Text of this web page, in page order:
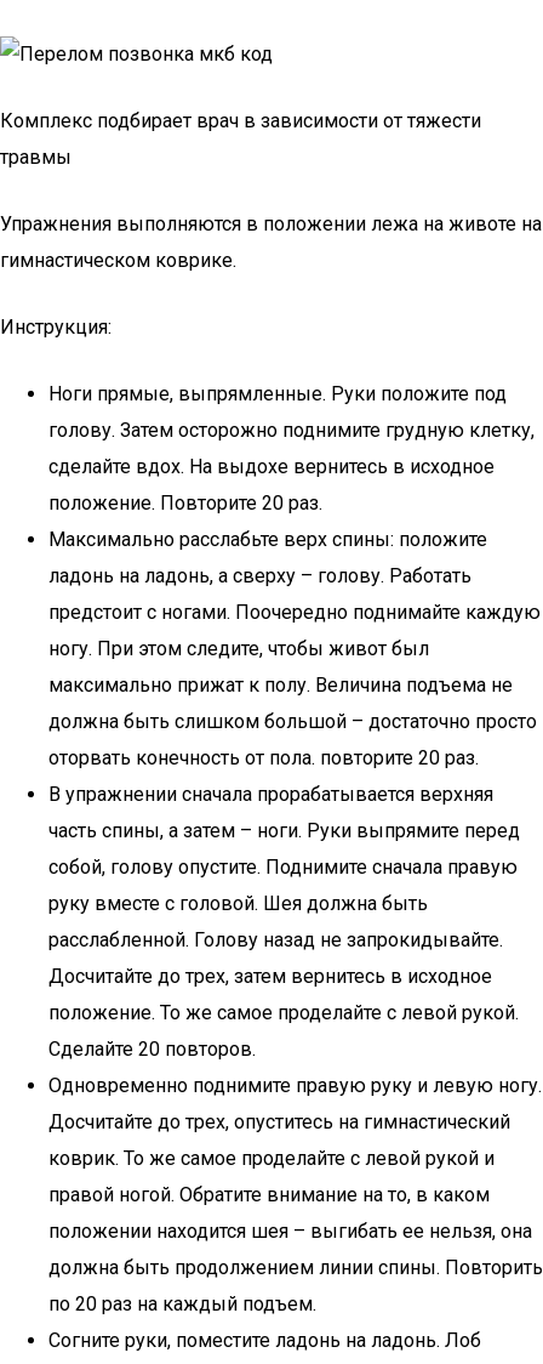
Комплекс подбирает врач в зависимости от тяжести
травмы
Упражнения выполняются в положении лежа на животе на
гимнастическом коврике.
Инструкция:
Ноги прямые, выпрямленные. Руки положите под
голову. Затем осторожно поднимите грудную клетку,
сделайте вдох. На выдохе вернитесь в исходное
положение. Повторите 20 раз.
Максимально расслабьте верх спины: положите
ладонь на ладонь, а сверху – голову. Работать
предстоит с ногами. Поочередно поднимайте каждую
ногу. При этом следите, чтобы живот был
максимально прижат к полу. Величина подъема не
должна быть слишком большой – достаточно просто
оторвать конечность от пола. повторите 20 раз.
В упражнении сначала прорабатывается верхняя
часть спины, а затем – ноги. Руки выпрямите перед
собой, голову опустите. Поднимите сначала правую
руку вместе с головой. Шея должна быть
расслабленной. Голову назад не запрокидывайте.
Досчитайте до трех, затем вернитесь в исходное
положение. То же самое проделайте с левой рукой.
Сделайте 20 повторов.
Одновременно поднимите правую руку и левую ногу.
Досчитайте до трех, опуститесь на гимнастический
коврик. То же самое проделайте с левой рукой и
правой ногой. Обратите внимание на то, в каком
положении находится шея – выгибать ее нельзя, она
должна быть продолжением линии спины. Повторить
по 20 раз на каждый подъем.
Согните руки, поместите ладонь на ладонь. Лоб